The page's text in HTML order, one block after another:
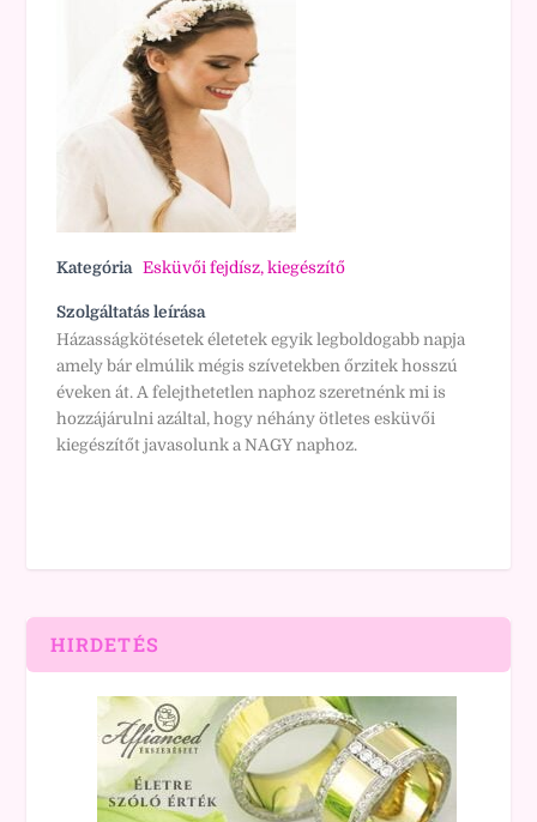
Kategória Esküvői fejdísz, kiegészítő
Szolgáltatás leírása
Házasságkötésetek életetek egyik legboldogabb napja
amely bár elmúlik mégis szívetekben őrzitek hosszú
éveken át. A felejthetetlen naphoz szeretnénk mi is
hozzájárulni azáltal, hogy néhány ötletes esküvői
kiegészítőt javasolunk a NAGY naphoz.
HIRDETÉS